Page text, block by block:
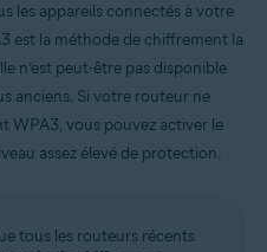
les appareils connectés à votre
est la méthode de chiffrement la
n’est peut-être pas disponible
anciens. Si votre routeur ne
WPA3, vous pouvez activer le
assez élevé de protection.
tous les routeurs récents